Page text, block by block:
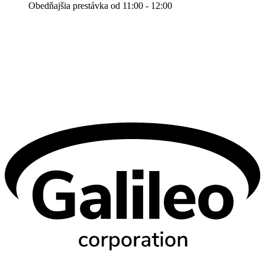
Obedňajšia prestávka od 11:00 - 12:00